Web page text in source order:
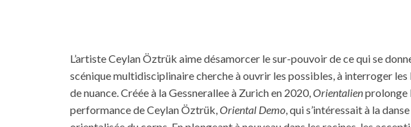
L’artiste Ceylan Öztrük aime désamorcer le sur-pouvoir de ce qui se
scénique multidisciplinaire cherche à ouvrir les possibles, à interroger
de nuance. Créée à la Gessnerallee à Zurich en 2020,Orientalienprolonge
performance de Ceylan Öztrük,Oriental Demo, qui s’intéressait à la